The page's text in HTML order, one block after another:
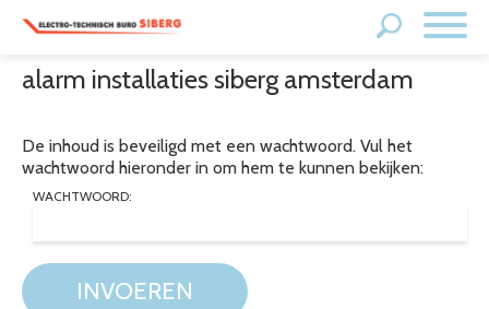
alarm installaties siberg amsterdam
De inhoud is beveiligd met een wachtwoord. Vul het
wachtwoord hieronder in om hem te kunnen bekijken:
WACHTWOORD:
INVOEREN